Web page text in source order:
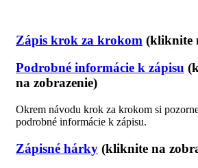
Zápis krok za krokom (kliknite
Podrobné informácie k zápisu
na zobrazenie)
Okrem návodu krok za krokom si
podrobné informácie k zápisu.
Zápisné hárky (kliknite na